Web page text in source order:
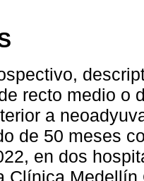
recto medio o
a
de 50 meses
en dos
Clínica